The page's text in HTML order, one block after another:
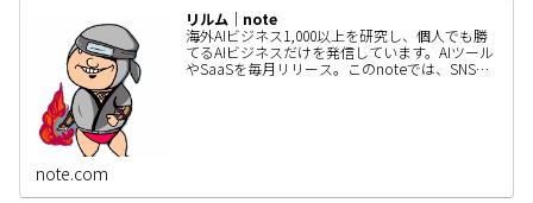
リルム｜note
海外AIビジネス1,000以上を研究し、個人でも勝
てるAIビジネスだけを発信しています。AIツール
やSaaSを毎月リリース。このnoteでは、SNSで
note.com